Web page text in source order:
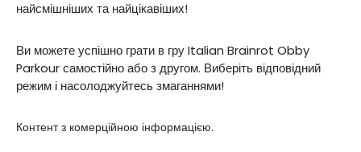
найсмішніших та найцікавіших!
Ви можете успішно грати в гру Italian Brainrot Obby
Parkour самостійно або з другом. Виберіть відповідний
режим і насолоджуйтесь змаганнями!
Контент з комерційною інформацією.